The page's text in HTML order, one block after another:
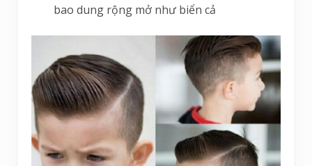
bao dung rộng mở như biển cả